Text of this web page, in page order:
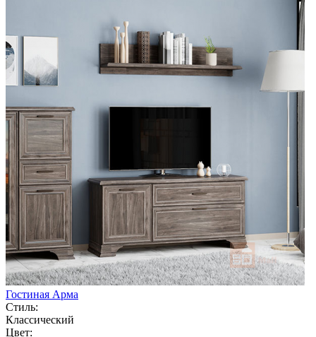
Гостиная Арма
Стиль:
Классический
Цвет: